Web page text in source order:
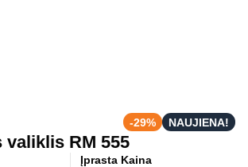
-29% NAUJIENA!
valiklis RM 555
Įprasta Kaina